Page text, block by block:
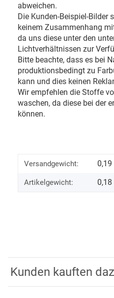
abweichen.
Die Kunden-Beispiel-Bilder
keinem Zusammenhang
da uns diese unter den
Lichtverhältnissen zur
Bitte beachte, dass es bei
produktionsbedingt zu
kann und dies keinen
Wir empfehlen die Stoffe
waschen, da diese bei der
können.
Versandgewicht: 0,19
Artikelgewicht: 0,18
Kunden kauften